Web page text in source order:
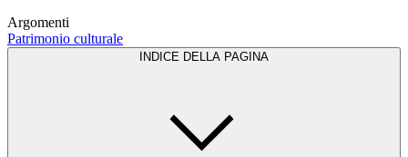
Argomenti
Patrimonio culturale
INDICE DELLA PAGINA